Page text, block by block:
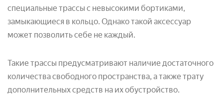
специальные трассы с невысокими бортиками,
замыкающиеся в кольцо. Однако такой аксессуар
может позволить себе не каждый.
Такие трассы предусматривают наличие достаточного
количества свободного пространства, а также трату
дополнительных средств на их обустройство.